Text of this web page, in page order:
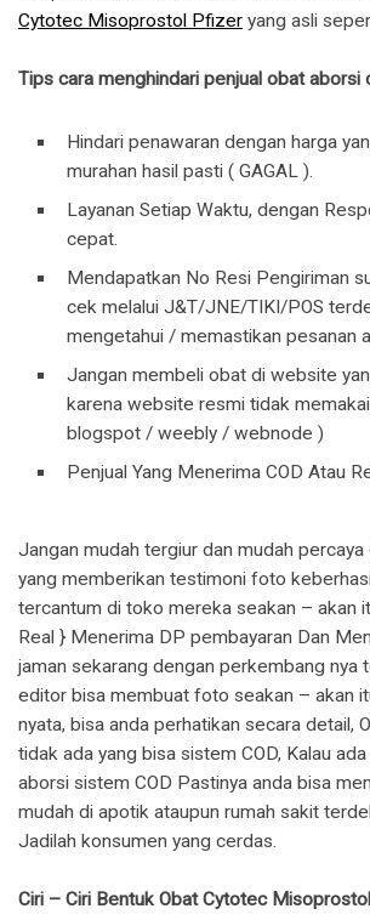
Cytotec Misoprostol Pfizer yang asli
Tips cara menghindari penjual obat aborsi
Hindari penawaran dengan harga
murahan hasil pasti ( GAGAL ).
Layanan Setiap Waktu, dengan
cepat.
Mendapatkan No Resi Pengiriman
cek melalui J&T/JNE/TIKI/POS
mengetahui / memastikan pesanan
Jangan membeli obat di website
karena website resmi tidak
blogspot / weebly / webnode )
Penjual Yang Menerima COD Atau
Jangan mudah tergiur dan mudah percaya
yang memberikan testimoni foto
tercantum di toko mereka seakan – akan
Real } Menerima DP pembayaran Dan
jaman sekarang dengan perkembang nya
editor bisa membuat foto seakan – akan
nyata, bisa anda perhatikan secara detail,
tidak ada yang bisa sistem COD, Kalau
aborsi sistem COD Pastinya anda bisa
mudah di apotik ataupun rumah sakit
Jadilah konsumen yang cerdas.
Ciri – Ciri Bentuk Obat Cytotec